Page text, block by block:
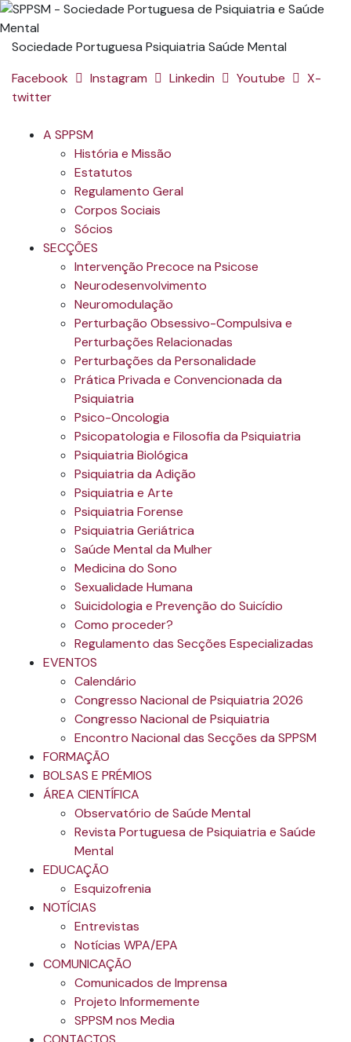
Sociedade Portuguesa Psiquiatria Saúde Mental
Facebook
Instagram Linkedin Youtube
X-
twitter
A SPPSM
História e Missão
Estatutos
Regulamento Geral
Corpos Sociais
Sócios
SECÇÕES
Intervenção Precoce na Psicose
Neurodesenvolvimento
Neuromodulação
Perturbação Obsessivo-Compulsiva e
Perturbações Relacionadas
Perturbações da Personalidade
Prática Privada e Convencionada da
Psiquiatria
Psico-Oncologia
Psicopatologia e Filosofia da Psiquiatria
Psiquiatria Biológica
Psiquiatria da Adição
Psiquiatria e Arte
Psiquiatria Forense
Psiquiatria Geriátrica
Saúde Mental da Mulher
Medicina do Sono
Sexualidade Humana
Suicidologia e Prevenção do Suicídio
Como proceder?
Regulamento das Secções Especializadas
EVENTOS
Calendário
Congresso Nacional de Psiquiatria 2026
Congresso Nacional de Psiquiatria
Encontro Nacional das Secções da SPPSM
FORMAÇÃO
BOLSAS E PRÉMIOS
ÁREA CIENTÍFICA
Observatório de Saúde Mental
Revista Portuguesa de Psiquiatria e Saúde
Mental
EDUCAÇÃO
Esquizofrenia
NOTÍCIAS
Entrevistas
Notícias WPA/EPA
COMUNICAÇÃO
Comunicados de Imprensa
Projeto Informemente
SPPSM nos Media